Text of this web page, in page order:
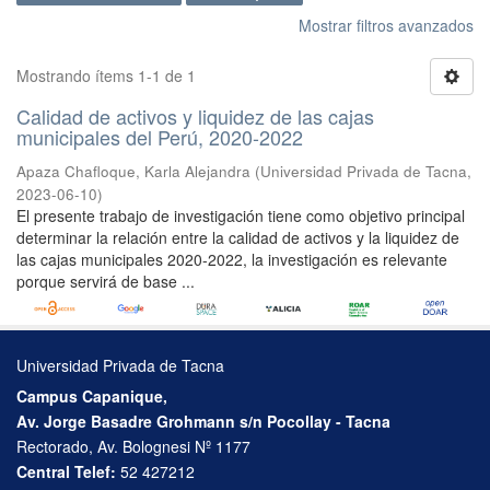
Mostrar filtros avanzados
Mostrando ítems 1-1 de 1
Calidad de activos y liquidez de las cajas
municipales del Perú, 2020-2022
Apaza Chafloque, Karla Alejandra (Universidad Privada de Tacna,
2023-06-10)
El presente trabajo de investigación tiene como objetivo principal
determinar la relación entre la calidad de activos y la liquidez de
las cajas municipales 2020-2022, la investigación es relevante
porque servirá de base ...
Universidad Privada de Tacna
Campus Capanique,
Av. Jorge Basadre Grohmann s/n Pocollay - Tacna
Rectorado, Av. Bolognesi Nº 1177
Central Telef: 52 427212